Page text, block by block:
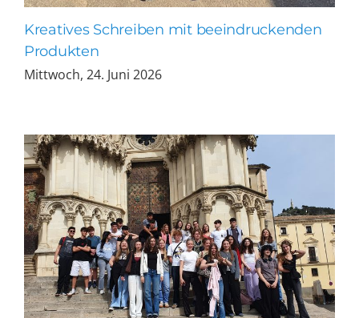
Kreatives Schreiben mit beeindruckenden
Produkten
Mittwoch, 24. Juni 2026